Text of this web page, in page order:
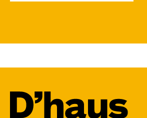
Karten
Di, 01.12. / 19:00 – 21:00